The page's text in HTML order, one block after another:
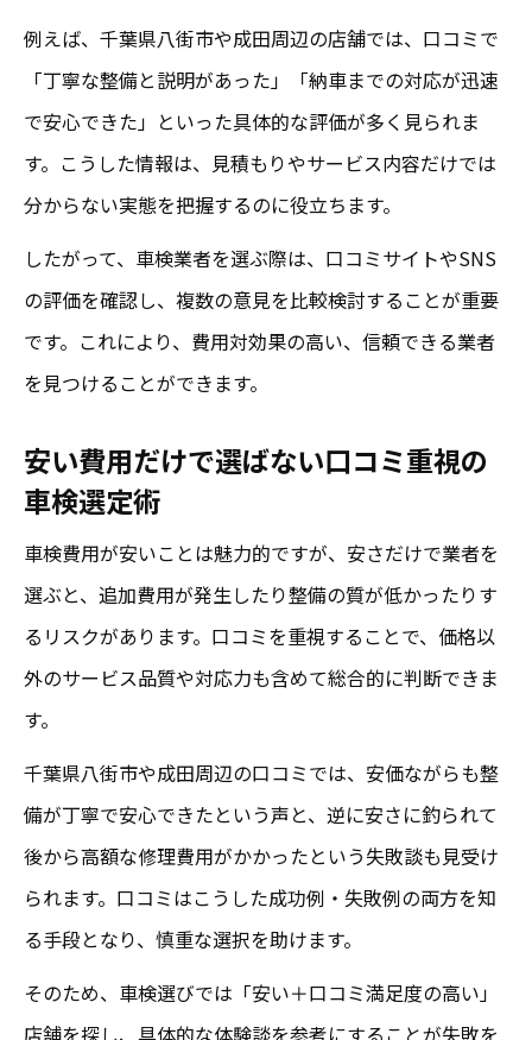
例えば、千葉県八街市や成田周辺の店舗では、口コミで
「丁寧な整備と説明があった」「納車までの対応が迅速
で安心できた」といった具体的な評価が多く見られま
す。こうした情報は、見積もりやサービス内容だけでは
分からない実態を把握するのに役立ちます。
したがって、車検業者を選ぶ際は、口コミサイトやSNS
の評価を確認し、複数の意見を比較検討することが重要
です。これにより、費用対効果の高い、信頼できる業者
を見つけることができます。
安い費用だけで選ばない口コミ重視の
車検選定術
車検費用が安いことは魅力的ですが、安さだけで業者を
選ぶと、追加費用が発生したり整備の質が低かったりす
るリスクがあります。口コミを重視することで、価格以
外のサービス品質や対応力も含めて総合的に判断できま
す。
千葉県八街市や成田周辺の口コミでは、安価ながらも整
備が丁寧で安心できたという声と、逆に安さに釣られて
後から高額な修理費用がかかったという失敗談も見受け
られます。口コミはこうした成功例・失敗例の両方を知
る手段となり、慎重な選択を助けます。
そのため、車検選びでは「安い＋口コミ満足度の高い」
店舗を探し、具体的な体験談を参考にすることが失敗を